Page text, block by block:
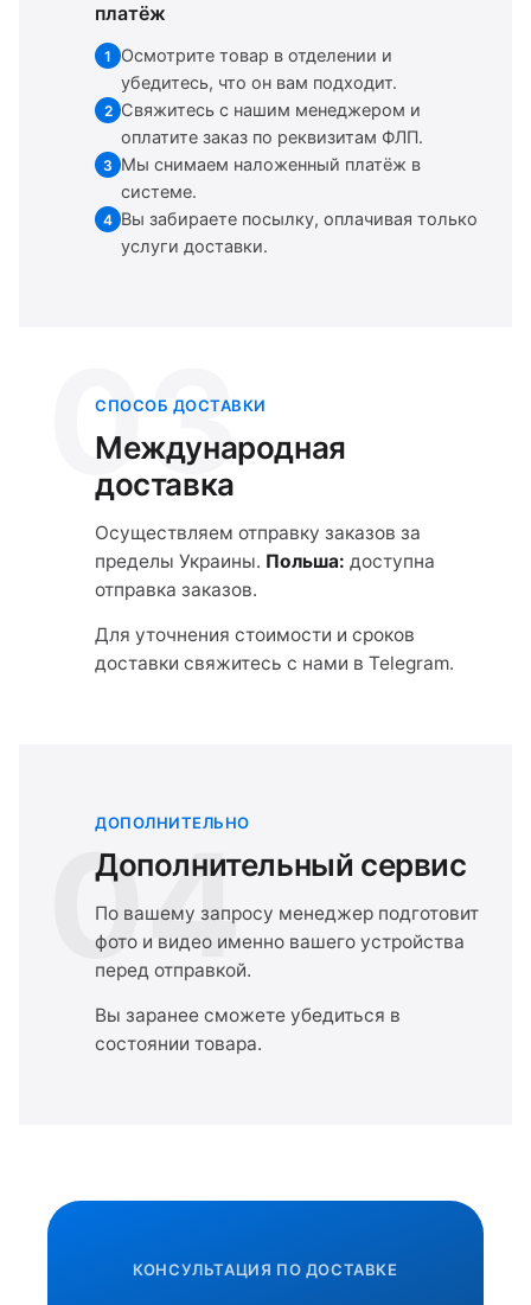
платёж
1
Осмотрите товар в отделении и
убедитесь, что он вам подходит.
2 Свяжитесь с нашим менеджером и
оплатите заказ по реквизитам ФЛП.
3 Мы снимаем наложенный платёж в
системе.
4 Вы забираете посылку, оплачивая только
услуги доставки.
03
СПОСОБ ДОСТАВКИ
Международная
доставка
Осуществляем отправку заказов за
пределы Украины. Польша: доступна
отправка заказов.
Для уточнения стоимости и сроков
доставки свяжитесь с нами в Telegram.
04
ДОПОЛНИТЕЛЬНО
Дополнительный сервис
По вашему запросу менеджер подготовит
фото и видео именно вашего устройства
перед отправкой.
Вы заранее сможете убедиться в
состоянии товара.
КОНСУЛЬТАЦИЯ ПО ДОСТАВКЕ